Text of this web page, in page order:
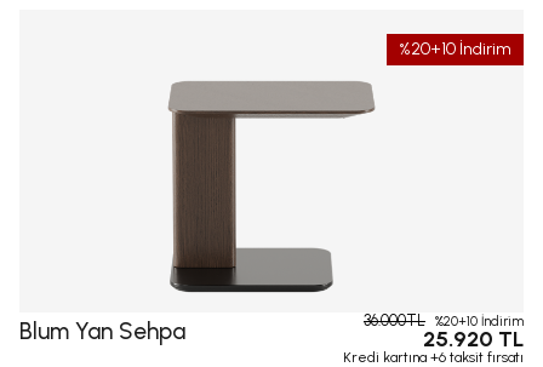
%20+10 İndirim
Blum Yan Sehpa 36.000TL %20+10 İndirim
25.920 TL
Kredi kartına +6 taksit fırsatı